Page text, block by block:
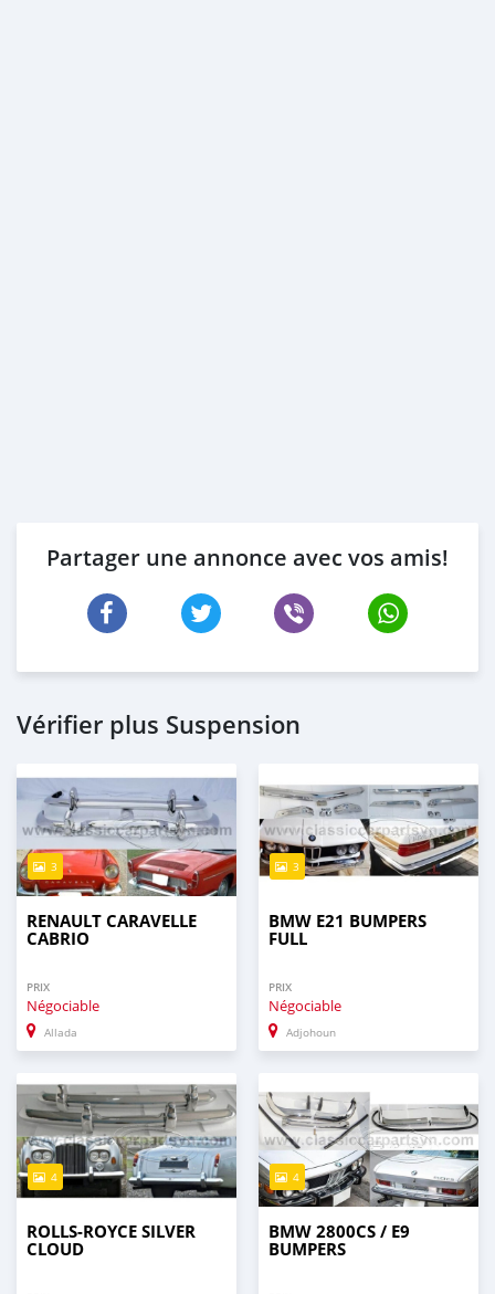
Partager une annonce avec vos amis!
Vérifier plus Suspension
3
RENAULT CARAVELLE
CABRIO
PRIX
Négociable
Allada
3
BMW E21 BUMPERS
FULL
PRIX
Négociable
Adjohoun
4
ROLLS-ROYCE SILVER
CLOUD
4
BMW 2800CS / E9
BUMPERS